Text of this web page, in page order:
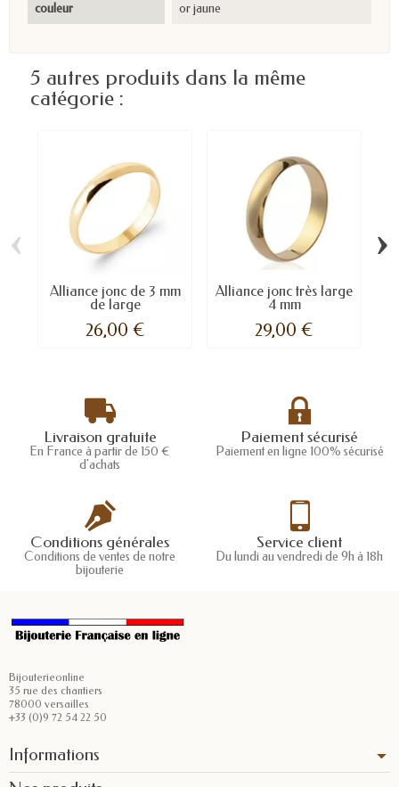
couleur or jaune
5 autres produits dans la même
catégorie :
Alliance jonc de 3 mm
de large
26,00 €
Alliance jonc très large
4 mm
29,00 €
‹ ›
Livraison gratuite
En France à partir de 150 €
d'achats
Paiement sécurisé
Paiement en ligne 100% sécurisé
Conditions générales
Conditions de ventes de notre
bijouterie
Service client
Du lundi au vendredi de 9h à 18h
Bijouterieonline
35 rue des chantiers
78000 versailles
+33 (0)9 72 54 22 50
Informations